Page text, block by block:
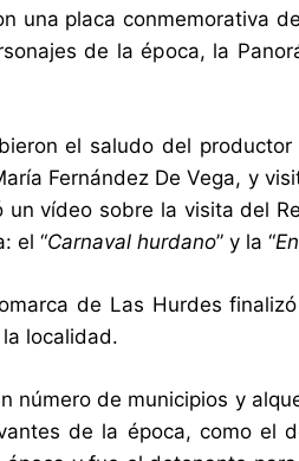
una placa conmemorativa
de la época, la
el saludo del
Fernández De Vega, y
vídeo sobre la visita del
el “Carnaval hurdano” y la “
de Las Hurdes
localidad.
número de municipios y
de la época, como el